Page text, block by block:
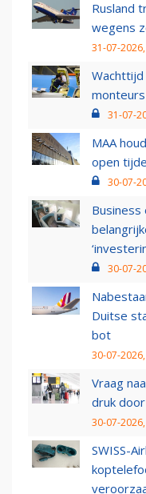
Rusland
wegens
31-07-
31-07-
MAA
open
30-07-
Business
30-07-
Duitse
bot
30-07-
Vraag
druk
30-07-
SWISS-